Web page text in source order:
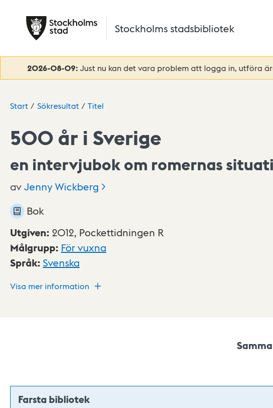
Stockholms stadsbibliotek
2026-08-09: Just nu kan det vara problem att logga in, utföra
Start Sökresultat Titel
500 år i Sverige
en intervjubok om romernas
avJennyWickberg
Bok
Utgiven: 2012, Pockettidningen R
Målgrupp: För vuxna
Språk: Svenska
Visa mer information
Farsta bibliotek